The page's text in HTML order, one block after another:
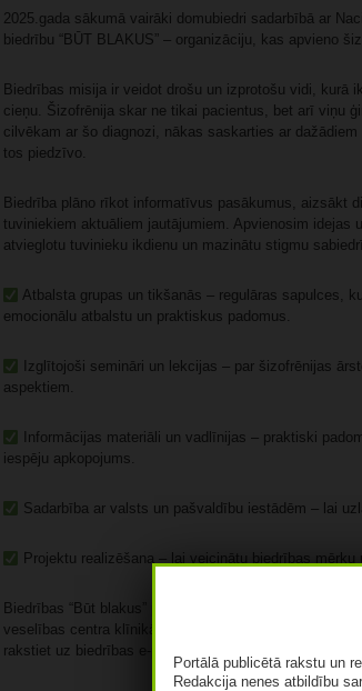
2025.gada sākumā vairāki domubiedri sadarbībā ar
biedrību “BŪT BLAKUS” – organizāciju, kas apvieno
Biedrības misija ir veidot drošu un izprotošu vidi, kurā
cieņu. Šizofrēnija skar ne tikai pacientus, bet arī viņu
cilvēkam ar šo diagnozi, nākas saskarties ar
tos piedzīvo.
Biedrība plāno rīkot informatīvus pasākumus, aizsākt
tuviniekiem aktuāliem jautājumiem. Apvienosim idejas
atvieglotu tuvinieku ikdienu un mazinātu stigmu
Atbalsta grupas un tikšanās – regulāras sapulces,
emocionālu atbalstu un praktiskus padomus.
Izglītojoši semināri un lekcijas – par šizofrēnijas
aspektiem.
Informācijas materiāli un vadlīnijas – praktiski
iespēju apkopojums.
Sadarbība ar valsts un pašvaldību iestādēm – lai
Projektu realizēšana – lai veicinātu biedrības mērķu
Biedrības “Būt blakus” pirmā tikšanās notiks
veselības centra klīnikā “Pārdaugava” Viļa Plūdoņa
rakstiet uz biedrības e-pastu: butblakus@gmail.com.
Portālā publicētā rakstu un
Redakcija nenes atbildību